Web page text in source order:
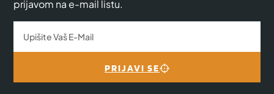
prijavom na e-mail listu.
PRIJAVI SE